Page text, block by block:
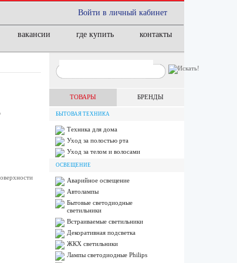
Войти в личный кабинет
вакансии где купить контакты
ТОВАРЫ БРЕНДЫ
БЫТОВАЯ ТЕХНИКА
Техника для дома
Уход за полостью рта
Уход за телом и волосами
ОСВЕЩЕНИЕ
Аварийное освещение
Автолампы
Бытовые светодиодные
светильники
Встраиваемые светильники
Декоративная подсветка
ЖКХ светильники
Лампы cветодиодные Philips